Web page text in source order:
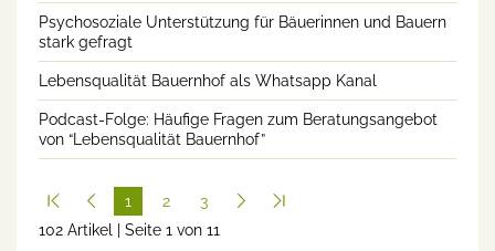
Psychosoziale Unterstützung für Bäuerinnen und Bauern
stark gefragt
Lebensqualität Bauernhof als Whatsapp Kanal
Podcast-Folge: Häufige Fragen zum Beratungsangebot
von “Lebensqualität Bauernhof”
1
(cur
2
3
102 Artikel | Seite 1 von 11